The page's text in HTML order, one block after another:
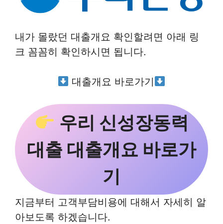
내가 몰랐던 대출개요 확인할려면 아래 링
크 꼼꼼히 확인하시면 됩니다.
대출개요 바로가기
우리 신성장동력
대출 대출개요 바로가
기
지금부터 고객부담비용에 대해서 자세히 알
아보도록 하겠습니다.